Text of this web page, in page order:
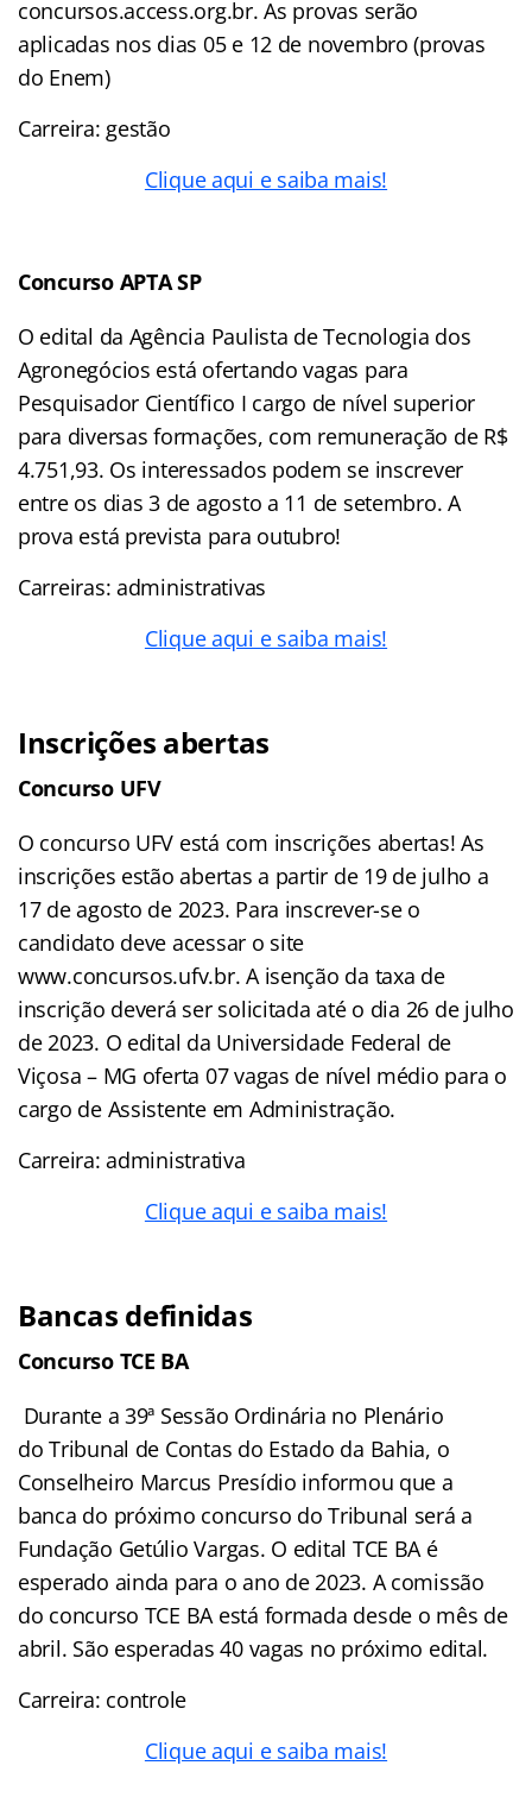
concursos.access.org.br. As provas serão
aplicadas nos dias 05 e 12 de novembro (provas
do Enem)
Carreira: gestão
Clique aqui e saiba mais!
Concurso APTA SP
O edital da Agência Paulista de Tecnologia dos
Agronegócios está ofertando vagas para
Pesquisador Científico I cargo de nível superior
para diversas formações, com remuneração de R$
4.751,93. Os interessados podem se inscrever
entre os dias 3 de agosto a 11 de setembro. A
prova está prevista para outubro!
Carreiras: administrativas
Clique aqui e saiba mais!
Inscrições abertas
Concurso UFV
O concurso UFV está com inscrições abertas! As
inscrições estão abertas a partir de 19 de julho a
17 de agosto de 2023. Para inscrever-se o
candidato deve acessar o site
www.concursos.ufv.br. A isenção da taxa de
inscrição deverá ser solicitada até o dia 26 de julho
de 2023. O edital da Universidade Federal de
Viçosa – MG oferta 07 vagas de nível médio para o
cargo de Assistente em Administração.
Carreira: administrativa
Clique aqui e saiba mais!
Bancas definidas
Concurso TCE BA
Durante a 39ª Sessão Ordinária no Plenário
do Tribunal de Contas do Estado da Bahia, o
Conselheiro Marcus Presídio informou que a
banca do próximo concurso do Tribunal será a
Fundação Getúlio Vargas. O edital TCE BA é
esperado ainda para o ano de 2023. A comissão
do concurso TCE BA está formada desde o mês de
abril. São esperadas 40 vagas no próximo edital.
Carreira: controle
Clique aqui e saiba mais!